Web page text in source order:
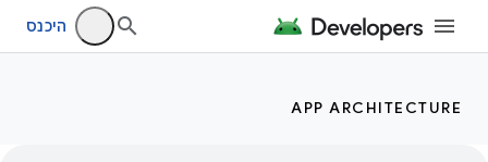
היכנס
APP ARCHITECTURE